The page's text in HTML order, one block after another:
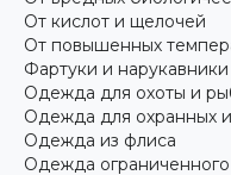
От кислот и щелочей
От повышенных
Фартуки и нарукавники
Одежда для охоты и
Одежда для охранных
Одежда из флиса
Одежда